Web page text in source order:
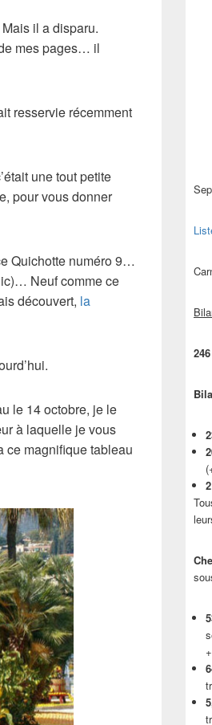
il a disparu.
mes pages… il
resservie récemment
une tout petite
pour vous donner
Quichotte numéro 9…
Neuf comme ce
découvert, la
le 14 octobre, je le
à laquelle je vous
ce magnifique tableau